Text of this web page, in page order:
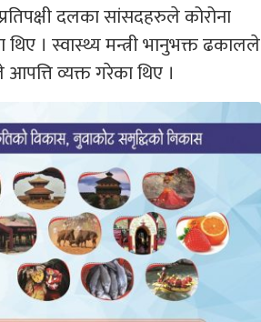
दलका सांसदहरुले कोरोना
। स्वास्थ्य मन्त्री भानुभक्त ढकालले
व्यक्त गरेका थिए ।